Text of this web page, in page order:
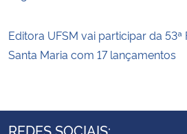
Editora UFSM vai participar da
Santa Maria com 17 lançamentos
REDES SOCIAIS: